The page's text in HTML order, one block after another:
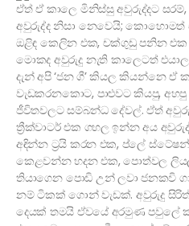
ඒත් ඒ කාලෙ මිනිස්සු අවුරුද්දට
අවුරුද්ද නිසා නෙවෙයි; කොහොමත්
ඔළිඳ කෙලින එක, චක්ගුඩු පනින එක
මොකද අවුරුදු නැති කාලෙටත්
දැන් අපි ‘ජන ගී’ කියල කියන්නෙ ඒ
වැඩකරනකොට, පාළුවට කියපු,
ජීවිතවලට සම්බන්ධ දේවල්. ඒත්
ත්‍රීක්වාටර් එක ගහල ඉන්න අය
අඳින්න ට්‍රයි කරන එක, ප්ලේ
කෙළවන්න හදන එක, පොත්වල
තියාගෙන පොඩි උන් ලවා ජනකවි
නම් ටිකක් ගොන් වැඩක්. අවුරුදු සිරිත්
දෙයක් තමයි ඒවයේ අරමුණ පවුලේ